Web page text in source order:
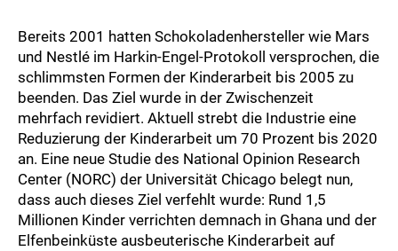
Bereits 2001 hatten Schokoladenhersteller wie Mars
und Nestlé im Harkin-Engel-Protokoll versprochen, die
schlimmsten Formen der Kinderarbeit bis 2005 zu
beenden. Das Ziel wurde in der Zwischenzeit
mehrfach revidiert. Aktuell strebt die Industrie eine
Reduzierung der Kinderarbeit um 70 Prozent bis 2020
an. Eine neue Studie des National Opinion Research
Center (NORC) der Universität Chicago belegt nun,
dass auch dieses Ziel verfehlt wurde: Rund 1,5
Millionen Kinder verrichten demnach in Ghana und der
Elfenbeinküste ausbeuterische Kinderarbeit auf